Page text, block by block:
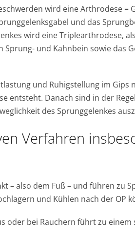
wird eine Arthrodese =
und das
wird eine Triplearthrodese,
und Kahnbein sowie das
und Ruhigstellung im Gips
entsteht. Danach sind in der
des Sprunggelenkes
Verfahren
– also dem Fuß – und führen zu
und Kühlen nach der OP
oder bei Rauchern führt zu einem